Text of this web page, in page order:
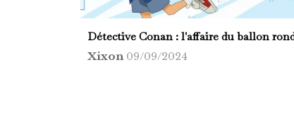
Détective Conan : l'affaire du ballon
Xixon 09/09/2024